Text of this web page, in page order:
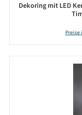
Dekoring mit LED
Preise